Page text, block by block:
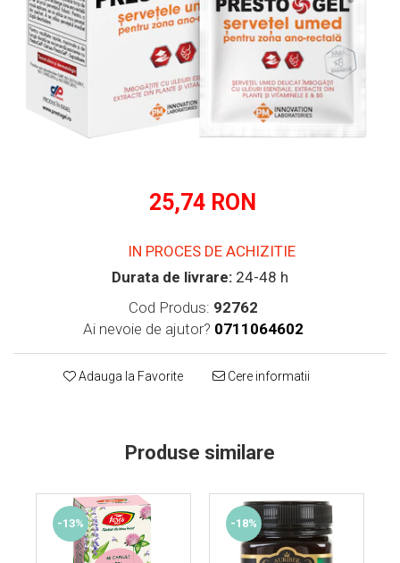
Omega 3
Par si unghii
Probiotice si prebiotice
Prostata
Sanatate urinara
Slabire si control greutate
Supliment Complexe
Supliment Magneziu
Supliment Vitamina E
Tincturi si Gemoderivate
Tuse gat si respiratie
Vitamine si minerale
Ingrijire par
Balsam masca si tratament
Produse cu SPF Pentru Fata
Repelenti insecte
25,74 RON
IN PROCES DE ACHIZITIE
Durata de livrare: 24-48 h
Cod Produs: 92762
Ai nevoie de ajutor? 0711064602
Adauga la Favorite Cere informatii
Produse similare
-13% -18%